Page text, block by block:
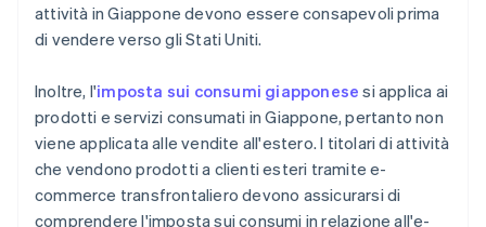
attività in Giappone devono essere consapevoli prima
di vendere verso gli Stati Uniti.
Inoltre, l'imposta sui consumi giapponese si applica ai
prodotti e servizi consumati in Giappone, pertanto non
viene applicata alle vendite all'estero. I titolari di attività
che vendono prodotti a clienti esteri tramite e-
commerce transfrontaliero devono assicurarsi di
comprendere l'imposta sui consumi in relazione all'e-